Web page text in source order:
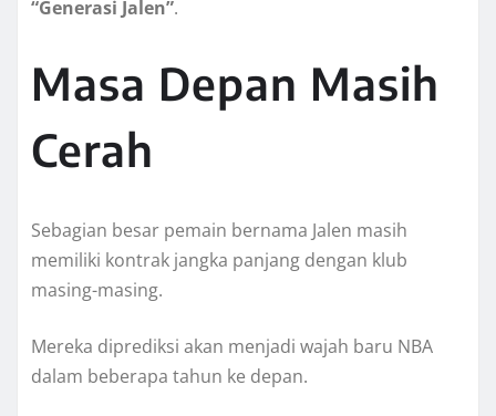
“Generasi Jalen”.
Masa Depan Masih
Cerah
Sebagian besar pemain bernama Jalen masih
memiliki kontrak jangka panjang dengan klub
masing-masing.
Mereka diprediksi akan menjadi wajah baru NBA
dalam beberapa tahun ke depan.